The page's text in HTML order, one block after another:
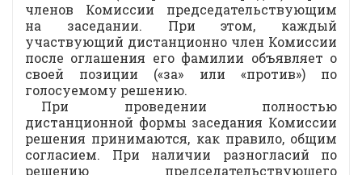
членов Комиссии председательствующим
на заседании. При этом, каждый
участвующий дистанционно член Комиссии
после оглашения его фамилии объявляет о
своей позиции («за» или «против») по
голосуемому решению.
При проведении полностью
дистанционной формы заседания Комиссии
решения принимаются, как правило, общим
согласием. При наличии разногласий по
решению председательствующего